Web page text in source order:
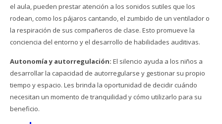
el aula, pueden prestar atención a los sonidos sutiles que los
rodean, como los pájaros cantando, el zumbido de un ventilador o
la respiración de sus compañeros de clase. Esto promueve la
conciencia del entorno y el desarrollo de habilidades auditivas.
Autonomía y autorregulación: El silencio ayuda a los niños a
desarrollar la capacidad de autorregularse y gestionar su propio
tiempo y espacio. Les brinda la oportunidad de decidir cuándo
necesitan un momento de tranquilidad y cómo utilizarlo para su
beneficio.